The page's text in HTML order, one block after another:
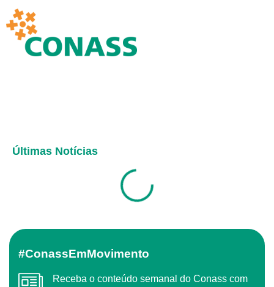
Últimas Notícias
#ConassEmMovimento
Receba o conteúdo semanal do Conass com